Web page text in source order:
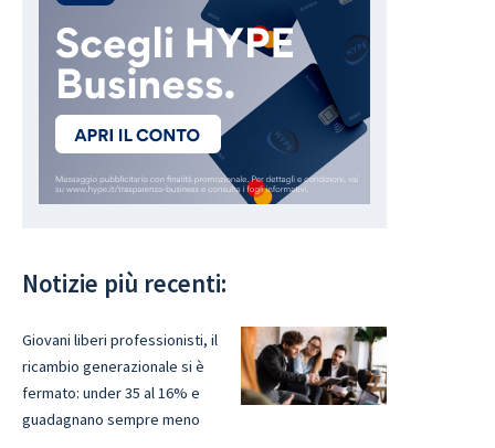
Notizie più recenti:
Giovani liberi professionisti, il
ricambio generazionale si è
fermato: under 35 al 16% e
guadagnano sempre meno